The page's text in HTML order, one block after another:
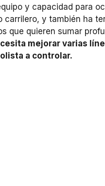
y capacidad para
carrilero, y también ha
que quieren sumar
mejorar varias
a controlar.